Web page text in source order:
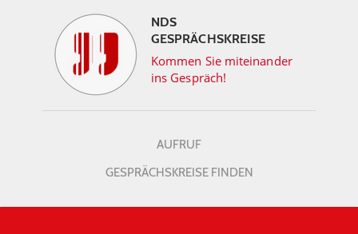
NDS
GESPRÄCHSKREISE
Kommen Sie miteinander
ins Gespräch!
AUFRUF
GESPRÄCHSKREISE FINDEN